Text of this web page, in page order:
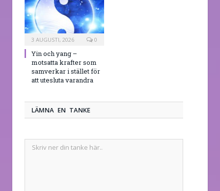
3 AUGUSTI, 2026 0
Yin och yang –
motsatta krafter som
samverkar i stället för
att utesluta varandra
LÄMNA EN TANKE